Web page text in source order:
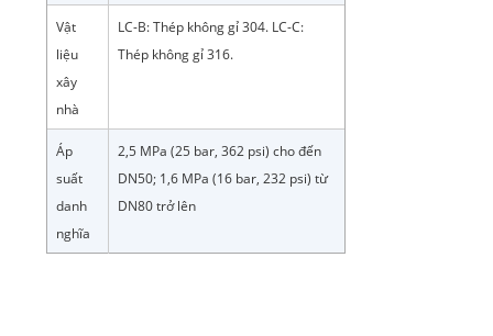
Vật
liệu
xây
nhà
LC-B: Thép không gỉ 304. LC-C:
Thép không gỉ 316.
Áp
suất
danh
nghĩa
2,5 MPa (25 bar, 362 psi) cho đến
DN50; 1,6 MPa (16 bar, 232 psi) từ
DN80 trở lên